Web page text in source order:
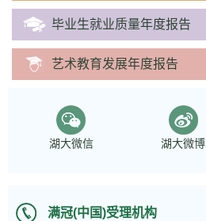
毕业生就业质量年度报告
艺术教育发展年度报告
湖大微信 湖大微博
满冠(中国)受理机构